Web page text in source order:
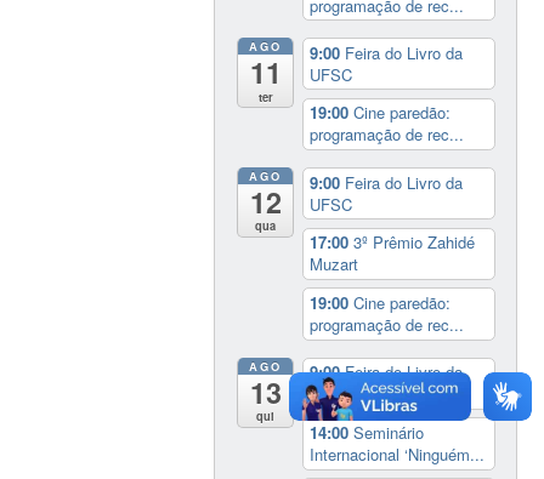
programação de rec...
AGO
11
ter
9:00 Feira do Livro da
UFSC
19:00Cine paredão:
programação de rec...
AGO
12
qua
9:00 Feira do Livro da
UFSC
17:003º Prêmio Zahidé
Muzart
19:00Cine paredão:
programação de rec...
AGO
13
qui
9:00Feira do Livro da
UFSC
14:00Seminário
Internacional ‘Ninguém...